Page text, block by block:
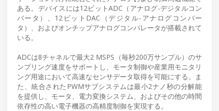
ある。デバイスには12ビットADC（アナログ-デジタルコン
バータ）、12ビットDAC（デジタル-アナログコンバー
タ）、およびオンチップアナログコンパレータが搭載されて
いる。
ADCは8チャネルで最大2 MSPS（毎秒200万サンプル）のサ
ンプリング速度をサポートし、モータ制御や産業用モニタリ
ング用途において高速なセンサデータ取得を可能にする。ま
た、統合されたPWMサブシステムは最小2ナノ秒の分解能
を提供し、モータ、電力変換システム、およびその他の時間
依存性の高い電子機器の高精度制御を実現する。